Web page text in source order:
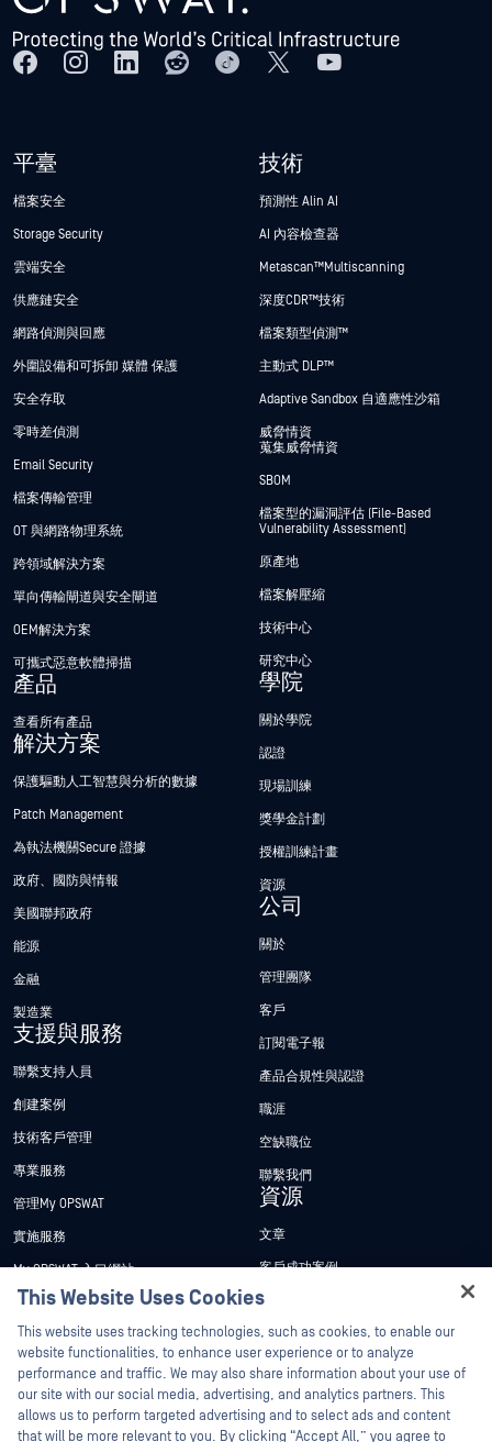
平臺
檔案安全
Storage Security
雲端安全
供應鏈安全
網路偵測與回應
外圍設備和可拆卸 媒體 保護
安全存取
零時差偵測
Email Security
檔案傳輸管理
OT 與網路物理系統
跨領域解決方案
單向傳輸閘道與安全閘道
OEM解決方案
可攜式惡意軟體掃描
產品
查看所有產品
解決方案
保護驅動人工智慧與分析的數據
Patch Management
為執法機關Secure 證據
政府、國防與情報
美國聯邦政府
能源
金融
製造業
支援與服務
聯繫支持人員
創建案例
技術客戶管理
專業服務
管理My OPSWAT
實施服務
My OPSWAT 入口網站
技術檔案
訓練
漏洞通報計畫
合作夥伴
認證
技術
預測性 Alin AI
AI 內容檢查器
Metascan™ Multiscanning
深度CDR™技術
檔案類型偵測™
主動式 DLP™
Adaptive Sandbox 自適應性沙箱
威脅情資
蒐集威脅情資
SBOM
檔案型的漏洞評估 (File-Based
Vulnerability Assessment)
原產地
檔案解壓縮
技術中心
研究中心
學院
關於學院
認證
現場訓練
獎學金計劃
授權訓練計畫
資源
公司
關於
管理團隊
客戶
訂閱電子報
產品合規性與認證
職涯
空缺職位
聯繫我們
資源
文章
客戶成功案例
新聞稿
新聞報導
網路研討會
產品型錄
This Website Uses Cookies
This website uses tracking technologies, such as cookies, to enable our
website functionalities, to enhance user experience or to analyze
performance and traffic. We may also share information about your use of
our site with our social media, advertising, and analytics partners. This
allows us to perform targeted advertising and to select ads and content
that will be more relevant to you. By clicking “Accept All,” you agree to
Hey there!
I'm Ozzy, your OPSWAT virtual assistant.
How can I help you secure what's critical
today?